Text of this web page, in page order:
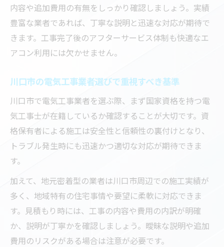
響
電気工事の質が快適な室内環境を守るポイ
ント
エアコン取り付けで重要な電気工事の工程
川口市の丁寧な電気工事が選ばれる理由
エアコン工事後も安心できる電気工事の特
徴
信頼できる電気工事を川口市で選ぶには
川口市の電気工事専門店が持つ安心要素と
は
エアコン取り付けに強い電気工事店の特徴
信頼できる電気工事を見極めるポイント
内容や追加費用の有無をしっかり確認しましょう。実績
豊富な業者であれば、丁寧な説明と迅速な対応が期待で
きます。工事完了後のアフターサービス体制も快適なエ
アコン利用には欠かせません。
川口市の電気工事業者選びで重視すべき基準
川口市で電気工事業者を選ぶ際、まず国家資格を持つ電
気工事士が在籍しているか確認することが大切です。資
格保有者による施工は安全性と信頼性の裏付けとなり、
トラブル発生時にも迅速かつ適切な対応が期待できま
す。
加えて、地元密着型の業者は川口市周辺での施工実績が
多く、地域特有の住宅事情や要望に柔軟に対応できま
す。見積もり時には、工事の内容や費用の内訳が明確
か、説明が丁寧かを確認しましょう。曖昧な説明や追加
費用のリスクがある場合は注意が必要です。